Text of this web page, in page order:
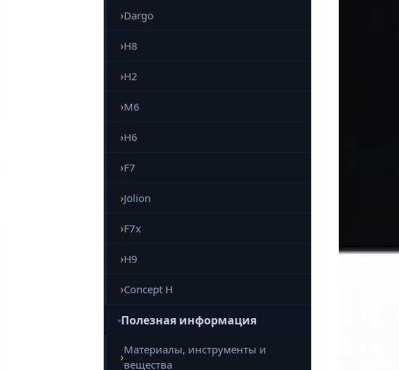
Dargo
H8
H2
M6
H6
F7
Jolion
F7x
H9
Concept H
Полезная информация
Материалы, инструменты и
вещества